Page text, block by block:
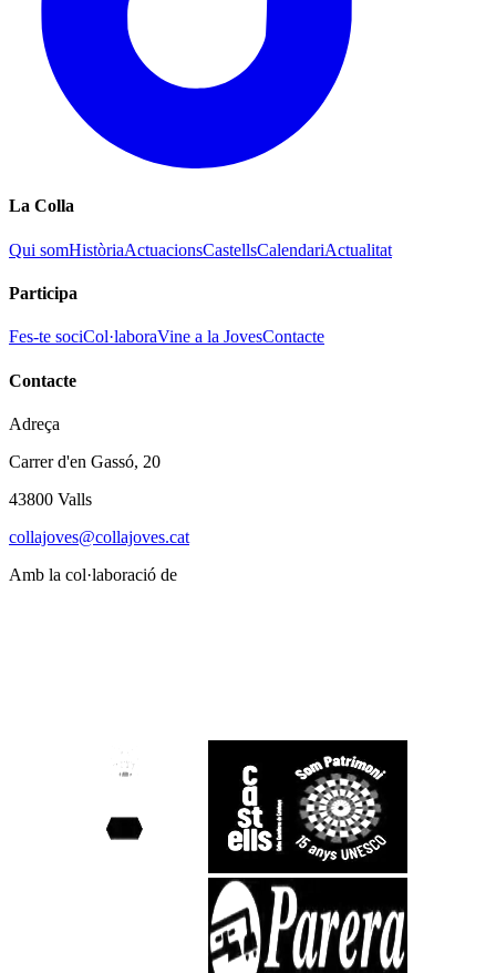
La Colla
Qui somHistòriaActuacionsCastellsCalendariActualitat
Participa
Fes-te sociCol·laboraVine a la JovesContacte
Contacte
Adreça
Carrer d'en Gassó, 20
43800 Valls
collajoves@collajoves.cat
Amb la col·laboració de